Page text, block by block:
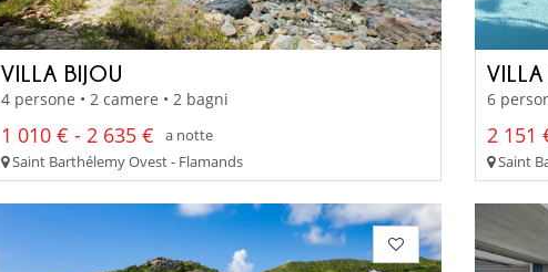
VILLA BIJOU
4 persone • 2 camere • 2 bagni
1 010 € - 2 635 €
a notte
Saint Barthélemy Ovest - Flamands
VILLA
6
2 151
Saint